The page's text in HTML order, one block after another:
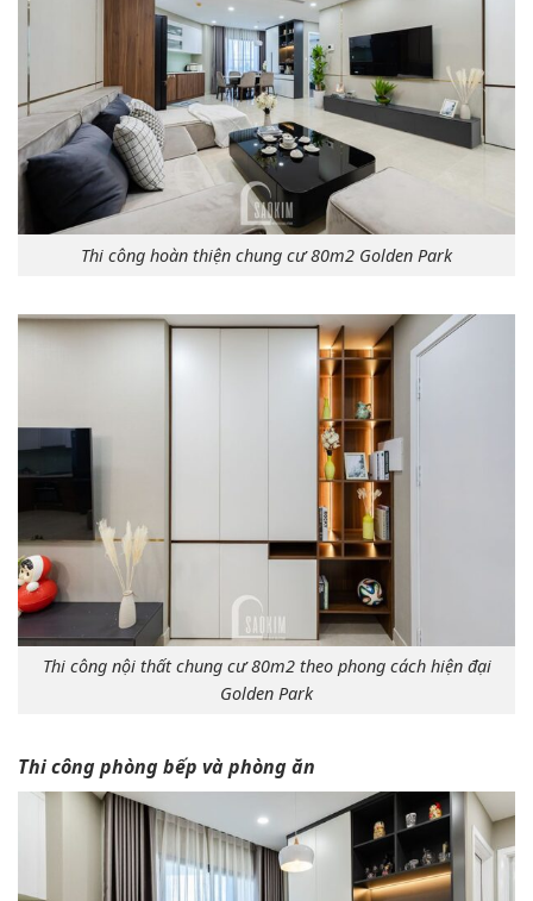
Thi công hoàn thiện chung cư 80m2 Golden Park
Thi công nội thất chung cư 80m2 theo phong cách hiện đại
Golden Park
Thi công phòng bếp và phòng ăn